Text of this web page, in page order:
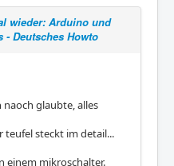
wieder: Arduino und
- Deutsches Howto
glaubte, alles
teufel steckt im detail...
einem mikroschalter.